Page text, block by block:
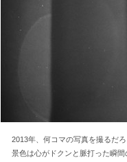
2013年、何コマの写真を撮るだ
景色は心がドクンと脈打った瞬